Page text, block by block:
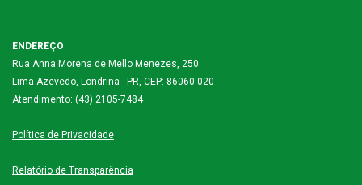
ENDEREÇO
Rua Anna Morena de Mello Menezes, 250
Lima Azevedo, Londrina - PR, CEP: 86060-020
Atendimento: (43) 2105-7484
Política de Privacidade
Relatório de Transparência